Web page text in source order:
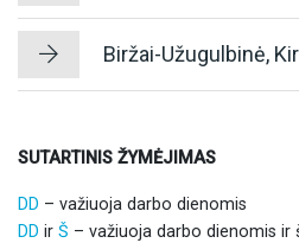
Biržai-Užugulbinė,
SUTARTINIS ŽYMĖJIMAS
DD – važiuoja darbo dienomis
DD ir Š – važiuoja darbo dienomis ir